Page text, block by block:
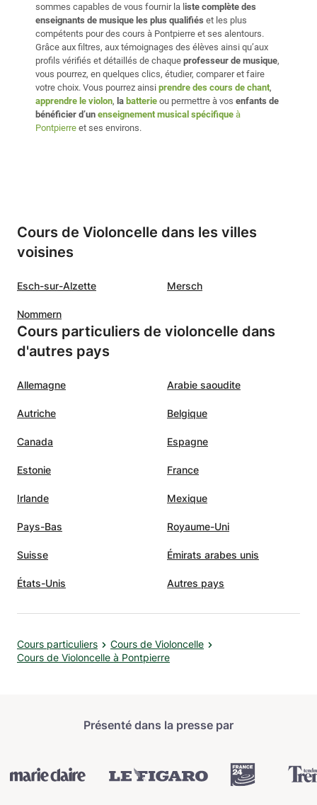
sommes capables de vous fournir la l iste complète des
enseignants de musique les plus qualifiés et les plus
compétents pour des cours à Pontpierre et ses alentours.
Grâce aux filtres, aux témoignages des élèves ainsi qu’aux
profils vérifiés et détaillés de chaque professeur de musique,
vous pourrez, en quelques clics, étudier, comparer et faire
votre choix. Vous pourrez ainsi prendre des cours de chant,
apprendre le violon, la batterie ou permettre à vos enfants de
bénéficier d’un enseignement musical spécifique à
Pontpierre et ses environs.
Cours de Violoncelle dans les villes
voisines
Esch-sur-Alzette Mersch
Nommern
Cours particuliers de violoncelle dans
d'autres pays
Allemagne Arabie saoudite
Autriche Belgique
Canada Espagne
Estonie France
Irlande Mexique
Pays-Bas Royaume-Uni
Suisse Émirats arabes unis
États-Unis Autres pays
Cours particuliers
Cours de Violoncelle
Cours de Violoncelle à Pontpierre
Présenté dans la presse par